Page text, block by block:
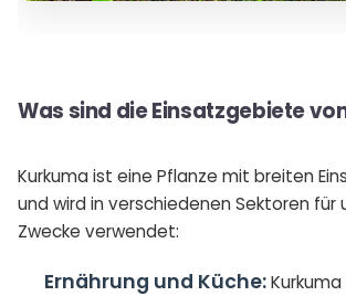
Was sind die Einsatzgebiete
Kurkuma ist eine Pflanze mit breiten
und wird in verschiedenen Sektoren für
Zwecke verwendet:
Ernährung und Küche: